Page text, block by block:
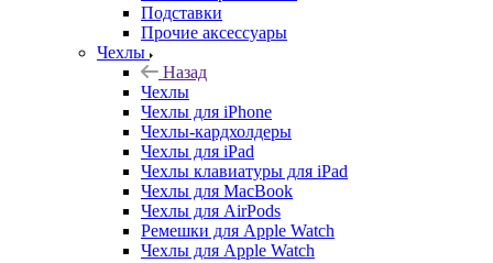
Подставки
Прочие аксессуары
Чехлы
Назад
Чехлы
Чехлы для iPhone
Чехлы-кардхолдеры
Чехлы для iPad
Чехлы клавиатуры для iPad
Чехлы для MacBook
Чехлы для AirPods
Ремешки для Apple Watch
Чехлы для Apple Watch